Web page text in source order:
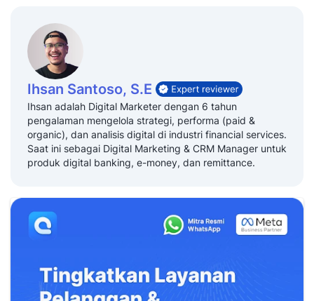
Pamela Anisa Dewi
Pamela Anisa Dewi adalah seorang senior content
marketing yang berdedikasi dengan pengalaman lebih
dari 5 tahun dalam membuat konten SEO yang akurat,
terpercaya, dan berfokus pada kebutuhan pelanggan.
Ia memiliki passion dalam menghasilkan konten
berkualitas tinggi seputar sales, marketing dan layanan
pelanggan.
Ihsan Santoso, S.E
Ihsan adalah Digital Marketer dengan 6 tahun